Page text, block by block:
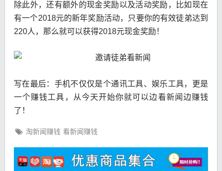
除此外，还有额外的现金奖励以及活动奖励，比如现在
有一个2018元的新年奖励活动，只要你的有效徒弟达到
220人，那么就可以获得2018元现金奖励！
写在最后：手机不仅仅是个通讯工具、娱乐工具，更是
一个赚钱工具，从今天开始你就可以边看新闻边赚钱
了！
淘新闻赚钱 看新闻赚钱